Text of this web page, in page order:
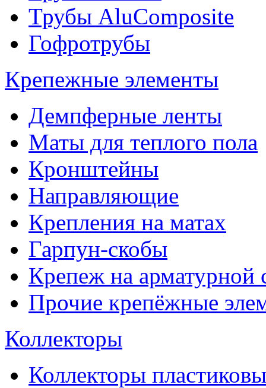
Трубы AluComposite
Гофротрубы
Крепежные элементы
Демпферные ленты
Маты для теплого пола
Кронштейны
Направляющие
Крепления на матах
Гарпун-скобы
Крепеж на арматурной
Прочие крепёжные
Коллекторы
Коллекторы